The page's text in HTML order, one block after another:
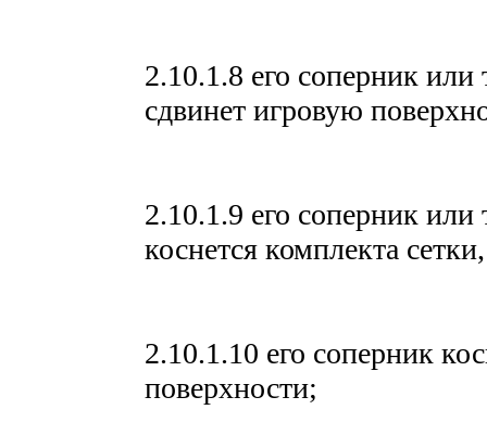
2.10.1.8 его соперник или
сдвинет игровую
2.10.1.9 его соперник или
коснется комплекта
2.10.1.10 его соперник
поверхности;